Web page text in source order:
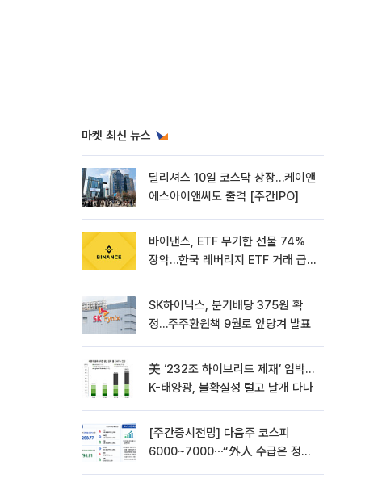
마켓 최신 뉴스
딜리셔스 10일 코스닥 상장…케이앤
에스아이앤씨도 출격 [주간IPO]
바이낸스, ETF 무기한 선물 74%
장악…한국 레버리지 ETF 거래 급
SK하이닉스, 분기배당 375원 확
정…주주환원책 9월로 앞당겨 발표
美 ‘232조 하이브리드 제재’ 임박…
K-태양광, 불확실성 털고 날개 다나
[주간증시전망] 다음주 코스피
6000~7000⋯“外人 수급은 정책